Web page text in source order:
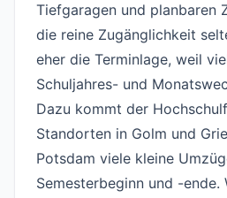
Tiefgaragen und planbaren
die reine Zugänglichkeit
eher die Terminlage, weil
Schuljahres- und
Dazu kommt der
Standorten in Golm und
Potsdam viele kleine
Semesterbeginn und -ende.